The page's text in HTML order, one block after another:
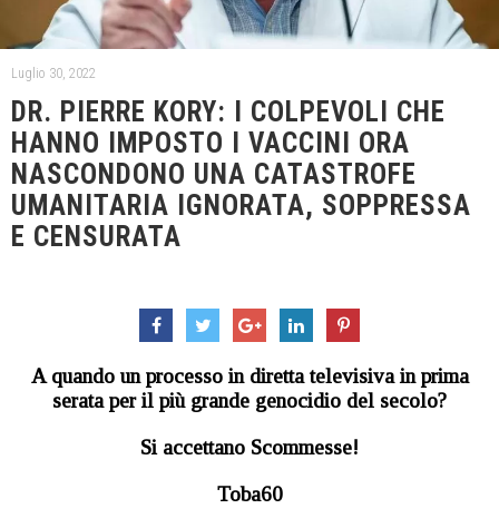
Luglio 30, 2022
DR. PIERRE KORY: I COLPEVOLI CHE
HANNO IMPOSTO I VACCINI ORA
NASCONDONO UNA CATASTROFE
UMANITARIA IGNORATA, SOPPRESSA
E CENSURATA
A quando un processo in diretta televisiva in prima
serata per il più grande genocidio del secolo?
Si accettano Scommesse!
Toba60